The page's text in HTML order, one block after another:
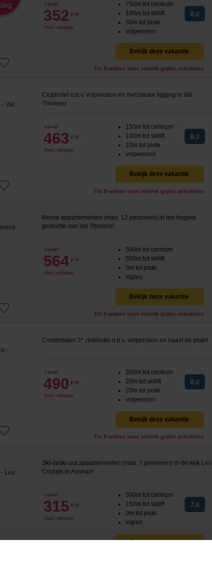
vanaf
352 p.p.
incl. skipas
750m tot centrum
100m tot skilift
50m tot piste
volpension
8,0
Bekijk deze vakantie
Tot 8 weken voor vertrek gratis annuleren
Clubhotel o.b.v. volpension en met ideale ligging in Val
Thorens!
vanaf
463 p.p.
incl. skipas
150m tot centrum
100m tot skilift
10m tot piste
volpension
8,3
Bekijk deze vakantie
Tot 8 weken voor vertrek gratis annuleren
Mooie appartementen (max. 12 personen) in het hogere
gedeelte van Val Thorens!
vanaf
564 p.p.
incl. skipas
500m tot centrum
500m tot skilift
0m tot piste
logies
Bekijk deze vakantie
Tot 6 weken voor vertrek gratis annuleren
Comfortabel 3* clubhotel o.b.v. volpension en naast de piste!
vanaf
490 p.p.
incl. skipas
300m tot centrum
20m tot skilift
20m tot piste
volpension
8,0
Bekijk deze vakantie
Tot 8 weken voor vertrek gratis annuleren
Ski-in/ski-out appartementen (max. 7 personen) in de wijk Les
Crozats in Avoriaz!
vanaf
315 p.p.
incl. skipas
500m tot centrum
150m tot skilift
0m tot piste
logies
7,8
Bekijk deze vakantie